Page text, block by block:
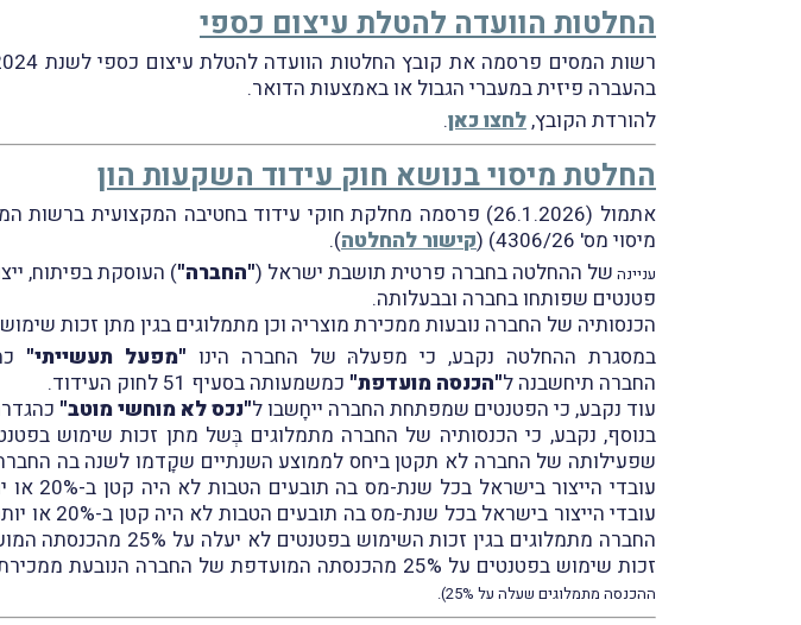
החלטות הוועדה להטלת עיצום כספי
בהעברה פיזית במעברי הגבול או באמצעות הדואר.
להורדת הקובץ,לחצו כאן.
החלטת מיסוי בנושא חוק עידוד השקעות הון
אתמול (26.1.2026) פרסמה מחלקת חוקי עידוד בחטיבה המקצועית ברשות המיסים החלטת מיסוי בנושא החוק לעידוד השקעות הון (
מיסוי מס' 4306/26) (
קישור להחלטה).
עניינה של ההחלטה בחברה פרטית תושבת ישראל ("החברה") העוסקת בפיתוח,
פטנטים שפותחו בחברה ובבעלותה.
הכנסותיה של החברה נובעות ממכירת מוצריה וכן מתמלוגים בגין מתן זכות
במסגרת ההחלטה נקבע, כי מפעלהּ של החברה הינו "מפעל תעשייתי"
החברה תיחשבנה ל"הכנסה מועדפת" כמשמעותה בסעיף 51 לחוק העידוד.
עוד נקבע, כי הפטנטים שמפתחת החברה ייחָשבו ל"נכס לא מוחשי מוטב" כהגדרתו
בנוסף, נקבע, כי הכנסותיה של החברה מתמלוגים בְּשל מתן זכות שימוש
שפעילותה של החברה לא תקטן ביחס לממוצע השנתיים שקָדמו לשנה בה
עובדי
החברה מתמלוגים
זכות שימוש בפטנטים על 25% מהכנסתה המועדפת של החברה הנובעת ממכירת המוצרים, תחויב החברה במס חברות מלא
ההכנסה מתמלוגים שעלה על 25%).